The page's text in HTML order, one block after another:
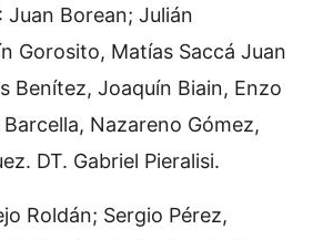
Juan Borean; Julián
Gorosito, Matías Saccá Juan
Benítez, Joaquín Biain, Enzo
Nazareno Gómez,
DT. Gabriel Pieralisi.
Roldán; Sergio Pérez,